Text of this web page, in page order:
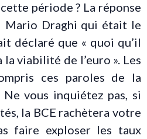
période ? La réponse
Mario Draghi qui était le
déclaré que « quoi qu’il
viabilité de l’euro ». Les
ces paroles de la
vous inquiétez pas, si
la BCE rachètera votre
faire exploser les taux